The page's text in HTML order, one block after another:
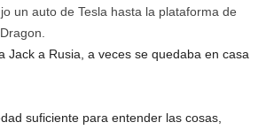
un auto de Tesla hasta la plataforma de
Jack a Rusia, a veces se quedaba en casa
suficiente para entender las cosas,